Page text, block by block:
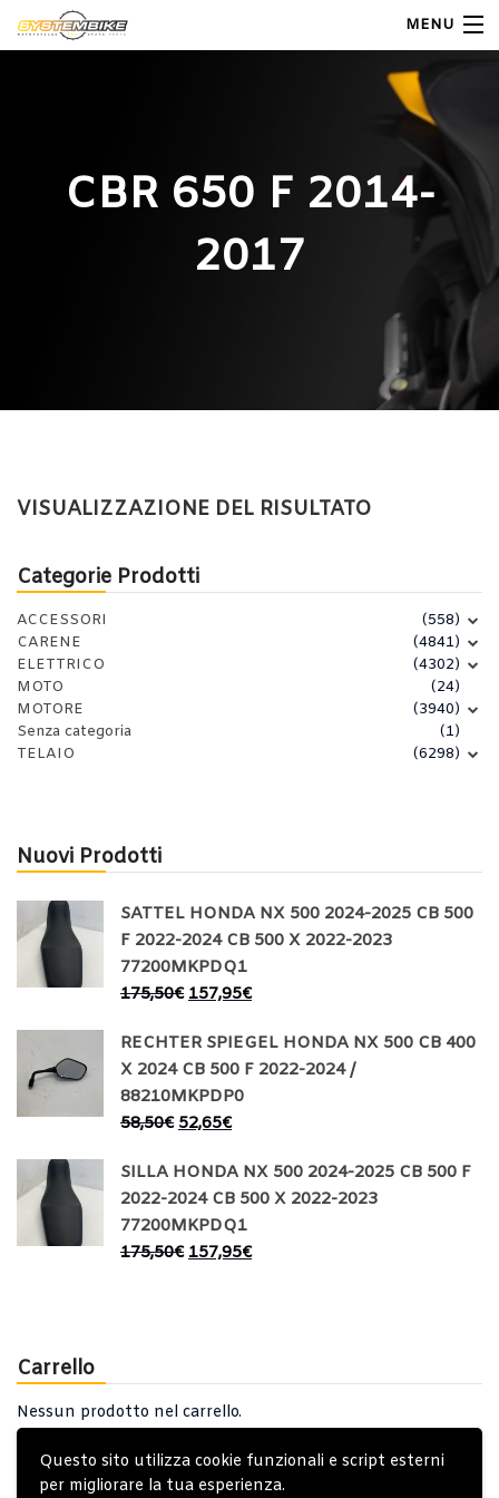
Questo sito utilizza cookie funzionali e script esterni
per migliorare la tua esperienza.
MENU
Shop Moto
Contatti
CBR 650 F 2014-
2017
Categorie Prodotti
ACCESSORI
(558)
CARENE
(4841)
ELETTRICO
(4302)
MOTO
(24)
MOTORE
(3940)
Senza categoria
(1)
TELAIO
(6298)
Nuovi Prodotti
SATTEL HONDA NX 500 2024-2025 CB 500
F 2022-2024 CB 500 X 2022-2023
77200MKPDQ1
175,50€ 157,95€
RECHTER SPIEGEL HONDA NX 500 CB 400
X 2024 CB 500 F 2022-2024 /
88210MKPDP0
58,50€ 52,65€
SILLA HONDA NX 500 2024-2025 CB 500 F
2022-2024 CB 500 X 2022-2023
77200MKPDQ1
175,50€ 157,95€
Carrello
Nessun prodotto nel carrello.
VISUALIZZAZIONE DEL RISULTATO